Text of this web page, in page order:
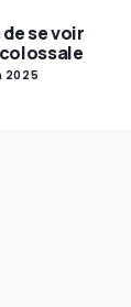
se voir
2025